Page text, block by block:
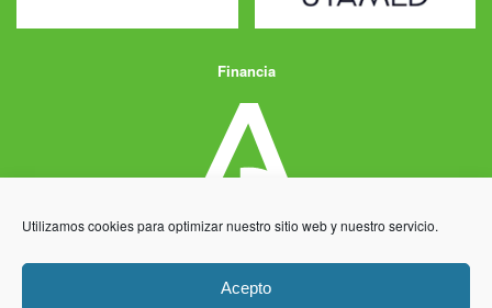
Utilizamos cookies para optimizar nuestro sitio web y nuestro servicio.
Acepto
Financia